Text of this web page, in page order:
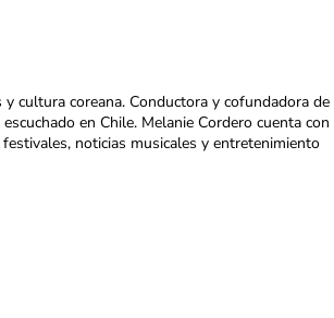
cultura coreana. Conductora y cofundadora de
en Chile. Melanie Cordero cuenta con
noticias musicales y entretenimiento